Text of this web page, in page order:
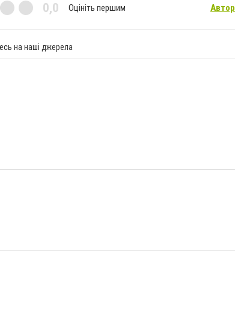
0,0 Оцініть першим
на наші джерела